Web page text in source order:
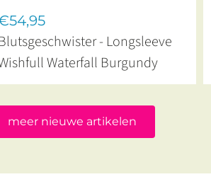
- Longsleeve
Waterfall Burgundy
meer nieuwe artikelen